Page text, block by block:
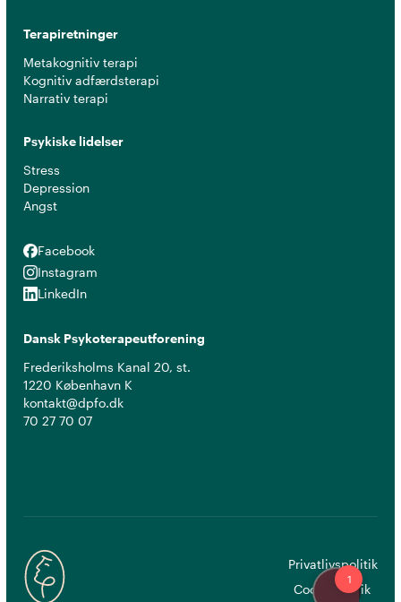
Terapiretninger
Metakognitiv terapi
Kognitiv adfærdsterapi
Narrativ terapi
Psykiske lidelser
Stress
Depression
Angst
Facebook
Facebook
Instagram
Instagram
LinkedIn
LinkedIn
Dansk Psykoterapeutforening
Frederiksholms Kanal 20, st.
1220 København K
kontakt@dpfo.dk
70 27 70 07
Privatlivspolitik
Cookiepolitik